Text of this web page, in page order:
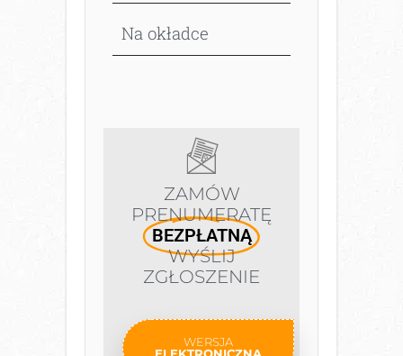
Na okładce
ZAMÓW
PRENUMERATĘ
BEZPŁATNĄ
WYŚLIJ
ZGŁOSZENIE
WERSJA